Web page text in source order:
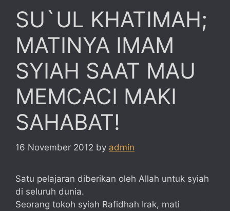
SU`UL KHATIMAH;
MATINYA IMAM
SYIAH SAAT MAU
MEMCACI MAKI
SAHABAT!
16 November 2012 by admin
Satu pelajaran diberikan oleh Allah untuk syiah
di seluruh dunia.
Seorang tokoh syiah Rafidhah Irak, mati